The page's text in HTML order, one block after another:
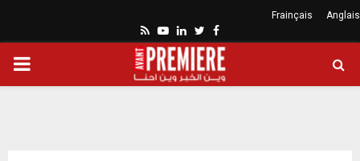
Anglais
Frainçais
Facebook
Twitter
Linkedin
Youtube
Rss